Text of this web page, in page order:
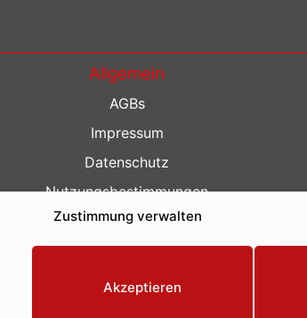
Zustimmung verwalten
Akzeptieren
Allgemein
AGBs
Impressum
Datenschutz
Nutzungsbestimmungen
Kontakt
Barrierefreiheit